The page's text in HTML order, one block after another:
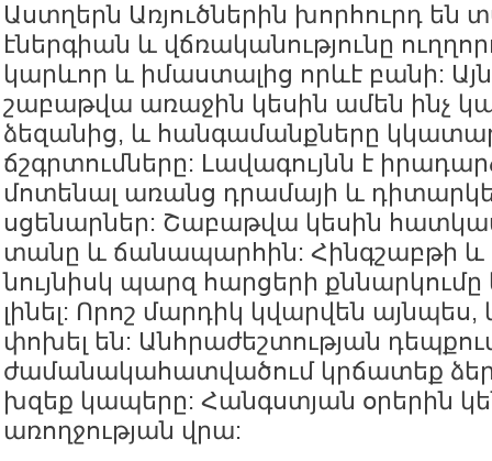
Աստղերն Առյուծներին խորհուրդ են
էներգիան և վճռականությունը
կարևոր և իմաստալից որևէ բանի:
շաբաթվա առաջին կեսին ամեն ինչ
ձեզանից, և հանգամանքները
ճշգրտումները: Լավագույնն է
մոտենալ առանց դրամայի և
սցենարներ: Շաբաթվա կեսին
տանը և ճանապարհին: Հինգշաբթի և
նույնիսկ պարզ հարցերի
լինել: Որոշ մարդիկ կվարվեն այնպես,
փոխել են: Անհրաժեշտության
ժամանակահատվածում կրճատեք ձեր
խզեք կապերը: Հանգստյան օրերին
առողջության վրա: